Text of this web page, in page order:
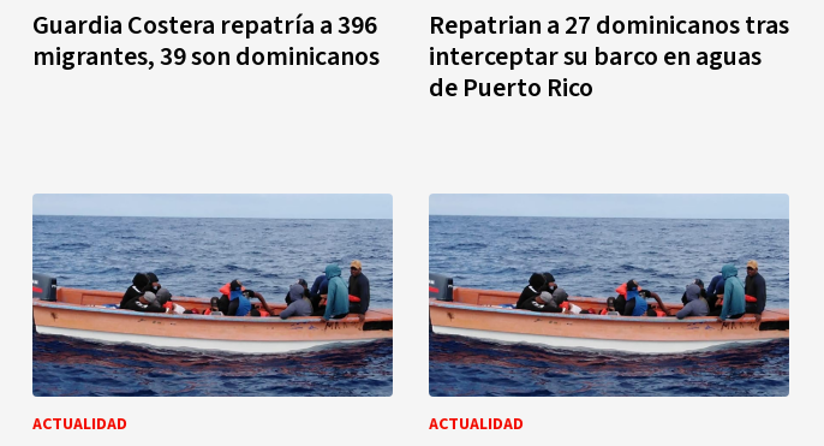
Guardia Costera repatría a 396
migrantes, 39 son dominicanos
Repatrian a 27 dominicanos tras
interceptar su barco en aguas
de Puerto Rico
ACTUALIDAD ACTUALIDAD